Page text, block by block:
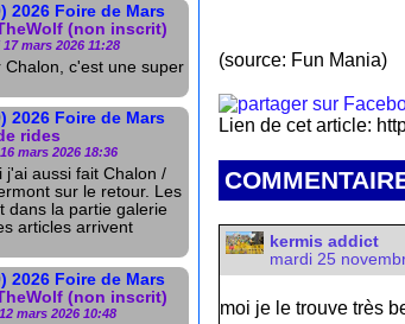
2026 Foire de Mars
(non inscrit)
mars 2026 11:28
Chalon, c'est une super
2026 Foire de Mars
rides
mars 2026 18:36
j'ai aussi fait Chalon /
sur le retour. Les
dans la partie galerie
articles arrivent
2026 Foire de Mars
(non inscrit)
mars 2026 10:48
(source: Fun Mania)
Lien de cet article:
kermis addict
mardi 25
moi je le trouve très